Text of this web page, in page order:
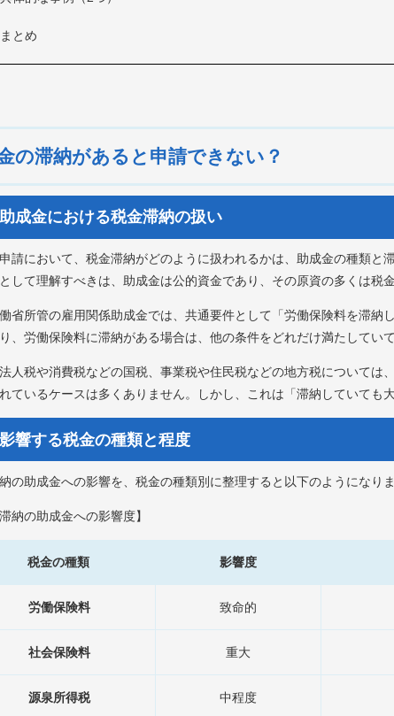
まとめ
の滞納があると申請できない？
成金における税金滞納の扱い
請において、税金滞納がどのように扱われるかは、助成金の種類と
して理解すべきは、助成金は公的資金であり、その原資の多くは税
省所管の雇用関係助成金では、共通要件として「労働保険料を滞
、労働保険料に滞納がある場合は、他の条件をどれだけ満たしてい
人税や消費税などの国税、事業税や住民税などの地方税については
ているケースは多くありません。しかし、これは「滞納していても
響する税金の種類と程度
の助成金への影響を、税金の種類別に整理すると以下のようになりま
滞納の助成金への影響度】
税金の種類 影響度
労働保険料 致命的
社会保険料 重大
源泉所得税 中程度